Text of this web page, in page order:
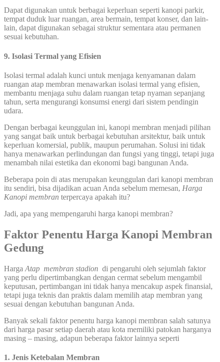
Dapat digunakan untuk berbagai keperluan seperti kanopi parkir,
tempat duduk luar ruangan, area bermain, tempat konser, dan lain-
lain, dapat digunakan sebagai struktur sementara atau permanen
sesuai kebutuhan.
9. Isolasi Termal yang Efisien
Isolasi termal adalah kunci untuk menjaga kenyamanan dalam
ruangan atap membran menawarkan isolasi termal yang efisien,
membantu menjaga suhu dalam ruangan tetap nyaman sepanjang
tahun, serta mengurangi konsumsi energi dari sistem pendingin
udara.
Dengan berbagai keunggulan ini, kanopi membran menjadi pilihan
yang sangat baik untuk berbagai kebutuhan arsitektur, baik untuk
keperluan komersial, publik, maupun perumahan. Solusi ini tidak
hanya menawarkan perlindungan dan fungsi yang tinggi, tetapi juga
menambah nilai estetika dan ekonomi bagi bangunan Anda.
Beberapa poin di atas merupakan keunggulan dari kanopi membran
itu sendiri, bisa dijadikan acuan Anda sebelum memesan, Harga
Kanopi membran terpercaya apakah itu?
Jadi, apa yang mempengaruhi harga kanopi membran?
Faktor Penentu Harga Kanopi Membran
Gedung
Harga Atap membran stadion di pengaruhi oleh sejumlah faktor
yang perlu dipertimbangkan dengan cermat sebelum mengambil
keputusan, pertimbangan ini tidak hanya mencakup aspek finansial,
tetapi juga teknis dan praktis dalam memilih atap membran yang
sesuai dengan kebutuhan bangunan Anda.
Banyak sekali faktor penentu harga kanopi membran salah satunya
dari harga pasar setiap daerah atau kota memiliki patokan harganya
masing – masing, adapun beberapa faktor lainnya seperti
1. Jenis Ketebalan Membran